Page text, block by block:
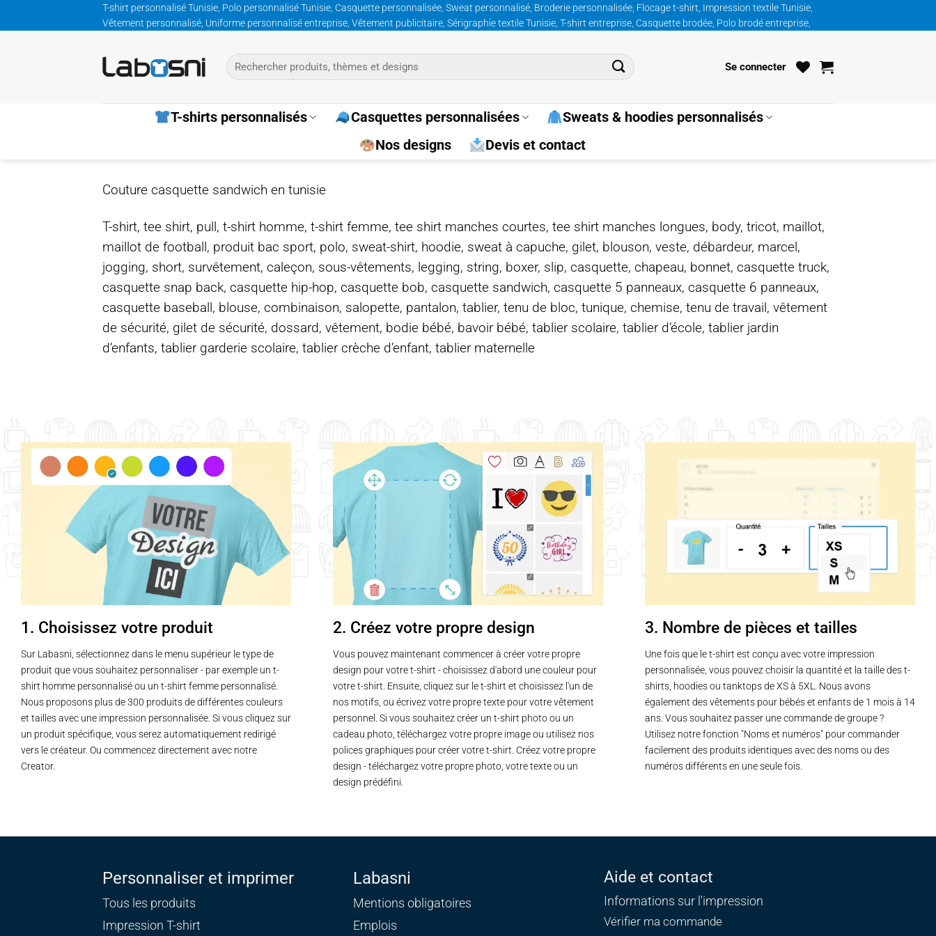
au
T-shirt personnalisé Tunisie, Polo personnalisé Tunisie, Casquette personnalisée, Sweat personnalisé, Broderie personnalisée, Flocage t-shirt, Impression textile Tunisie,
Vêtement personnalisé, Uniforme personnalisé entreprise, Vêtement publicitaire, Sérigraphie textile Tunisie, T-shirt entreprise, Casquette brodée, Polo brodé entreprise,
Recherche
pour :
Se connecter
T-shirts personnalisés Casquettes personnalisées
Sweats & hoodies personnalisés
Nos designs
Devis et contact
Couture casquette sandwich en tunisie
T-shirt, tee shirt, pull, t-shirt homme, t-shirt femme, tee shirt manches courtes, tee shirt manches longues, body, tricot, maillot,
maillot de football, produit bac sport, polo, sweat-shirt, hoodie, sweat à capuche, gilet, blouson, veste, débardeur, marcel,
jogging, short, survêtement, caleçon, sous-vêtements, legging, string, boxer, slip, casquette, chapeau, bonnet, casquette truck,
casquette snap back, casquette hip-hop, casquette bob, casquette sandwich, casquette 5 panneaux, casquette 6 panneaux,
casquette baseball, blouse, combinaison, salopette, pantalon, tablier, tenu de bloc, tunique, chemise, tenu de travail, vêtement
de sécurité, gilet de sécurité, dossard, vêtement, bodie bébé, bavoir bébé, tablier scolaire, tablier d’école, tablier jardin
d’enfants, tablier garderie scolaire, tablier crèche d’enfant, tablier maternelle
1. Choisissez votre produit
Sur Labasni, sélectionnez dans le menu supérieur le type de
produit que vous souhaitez personnaliser - par exemple un t-
shirt homme personnalisé ou un t-shirt femme personnalisé.
Nous proposons plus de 300 produits de différentes couleurs
et tailles avec une impression personnalisée. Si vous cliquez sur
un produit spécifique, vous serez automatiquement redirigé
vers le créateur. Ou commencez directement avec notre
Creator.
2. Créez votre propre design
Vous pouvez maintenant commencer à créer votre propre
design pour votre t-shirt - choisissez d'abord une couleur pour
votre t-shirt. Ensuite, cliquez sur le t-shirt et choisissez l'un de
nos motifs, ou écrivez votre propre texte pour votre vêtement
personnel. Si vous souhaitez créer un t-shirt photo ou un
cadeau photo, téléchargez votre propre image ou utilisez nos
polices graphiques pour créer votre t-shirt. Créez votre propre
design - téléchargez votre propre photo, votre texte ou un
design prédéfini.
3. Nombre de pièces et tailles
Une fois que le t-shirt est conçu avec votre impression
personnalisée, vous pouvez choisir la quantité et la taille des t-
shirts, hoodies ou tanktops de XS à 5XL. Nous avons
également des vêtements pour bébés et enfants de 1 mois à 14
ans. Vous souhaitez passer une commande de groupe ?
Utilisez notre fonction "Noms et numéros" pour commander
facilement des produits identiques avec des noms ou des
numéros différents en une seule fois.
Personnaliser et imprimer
Tous les produits
Impression T-shirt
Labasni
Mentions obligatoires
Emplois
Aide et contact
Informations sur l'impression
Vérifier ma commande